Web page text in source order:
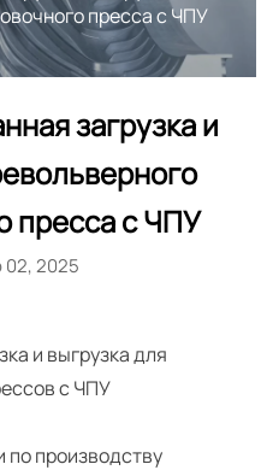
пресса с ЧПУ
загрузка и
пресса с ЧПУ
02, 2025
и выгрузка для
с ЧПУ
производству